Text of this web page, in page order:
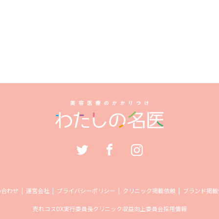
わせ 運営会社 プライバシーポリシー クリニック掲載依頼 ブランド掲
売れコスDX実行委員長クリニック収益向上委員会採用情報